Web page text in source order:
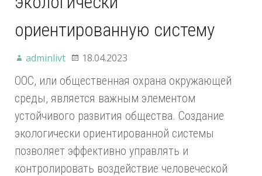
ориентированную систему
adminlivt 18.04.2023
ООС, или общественная охрана окружающей
среды, является важным элементом
устойчивого развития общества. Создание
экологически ориентированной системы
позволяет эффективно управлять и
контролировать воздействие человеческой